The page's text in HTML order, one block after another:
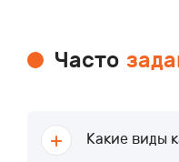
Часто
Какие виды